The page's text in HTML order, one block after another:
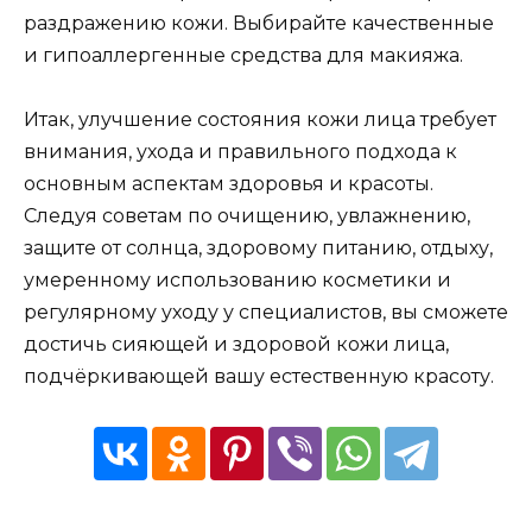
раздражению кожи. Выбирайте качественные
и гипоаллергенные средства для макияжа.
Итак, улучшение состояния кожи лица требует
внимания, ухода и правильного подхода к
основным аспектам здоровья и красоты.
Следуя советам по очищению, увлажнению,
защите от солнца, здоровому питанию, отдыху,
умеренному использованию косметики и
регулярному уходу у специалистов, вы сможете
достичь сияющей и здоровой кожи лица,
подчёркивающей вашу естественную красоту.